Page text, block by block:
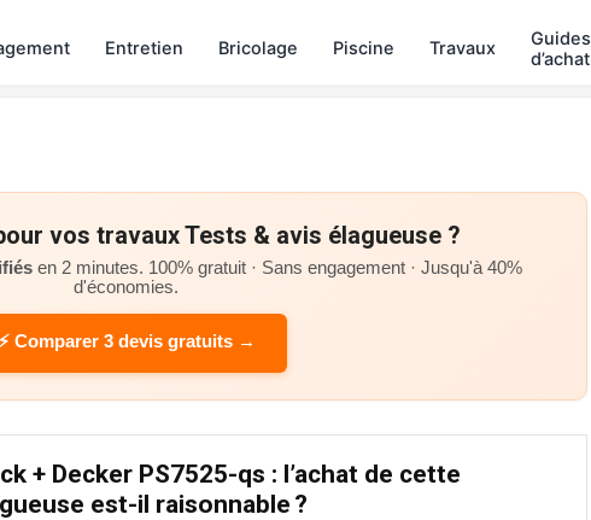
Entretien Bricolage Piscine Travaux
Guides
d’achat
vos travaux Tests & avis élagueuse ?
en 2 minutes. 100% gratuit · Sans engagement · Jusqu'à 40%
d'économies.
⚡ Comparer 3 devis gratuits →
+ Decker PS7525-qs : l’achat de cette
est-il raisonnable ?